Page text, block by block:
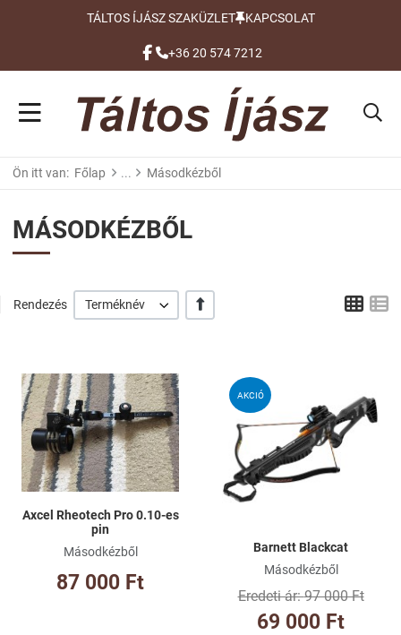
TÁLTOS ÍJÁSZ SZAKÜZLET KAPCSOLAT
FACEBOOK
+36 20 574 7212
Ön itt van: Főlap Másodkézből
MÁSODKÉZBŐL
Rendezés Terméknév +/- Grid
Kívánságlistához adom
Összehasonlításhoz adom
Gyorsnézet
Axcel Rheotech Pro 0.10-es
pin
Másodkézből
87 000 Ft
AKCIÓ
Barnett Blackcat
Másodkézből
97 000 Ft
69 000 Ft